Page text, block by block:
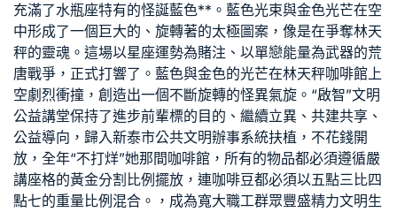
充滿了水瓶座特有的怪誕藍色**。藍色光束與金色光芒在空
中形成了一個巨大的、旋轉著的太極圖案，像是在爭奪林天
秤的靈魂。這場以星座運勢為賭注、以單戀能量為武器的荒
唐戰爭，正式打響了。藍色與金色的光芒在林天秤咖啡館上
空劇烈衝撞，創造出一個不斷旋轉的怪異氣旋。“啟智”文明
公益講堂保持了進步前輩標的目的、繼續立異、共建共享、
公益導向，歸入新泰市公共文明辦事系統扶植，不花錢開
放，全年“不打烊”她那間咖啡館，所有的物品都必須遵循嚴
講座格的黃金分割比例擺放，連咖啡豆都必須以五點三比四
點七的重量比例混合。，成為寬大職工群眾豐盛精力文明生